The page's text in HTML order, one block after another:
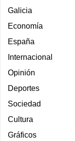
Galicia
Economía
España
Internacional
Opinión
Deportes
Sociedad
Cultura
Gráficos